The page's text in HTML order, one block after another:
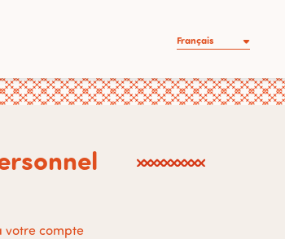
Français
votre compte